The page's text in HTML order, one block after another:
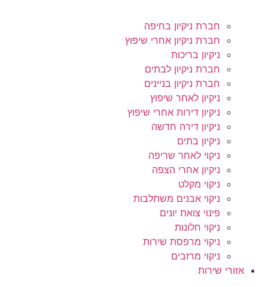
חברת ניקיון בחיפה
חברת ניקיון אחרי שיפוץ
ניקיון בריכות
חברת ניקיון לבתים
חברת ניקיון בניינים
ניקיון לאחר שיפוץ
ניקיון דירות אחרי שיפוץ
ניקיון דירה חדשה
ניקיון בתים
ניקוי לאחר שריפה
ניקיון אחרי הצפה
ניקוי מקלט
ניקוי אבנים משתלבות
פינוי צואת יונים
ניקוי חלונות
ניקוי מרפסת שירות
ניקוי מרזבים
אזורי שירות